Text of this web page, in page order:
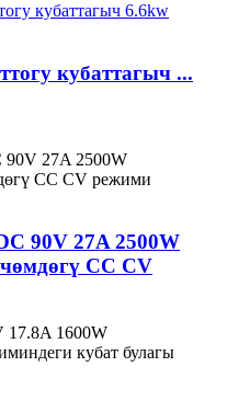
кубаттагыч ...
90V 27A 2500W
CC CV